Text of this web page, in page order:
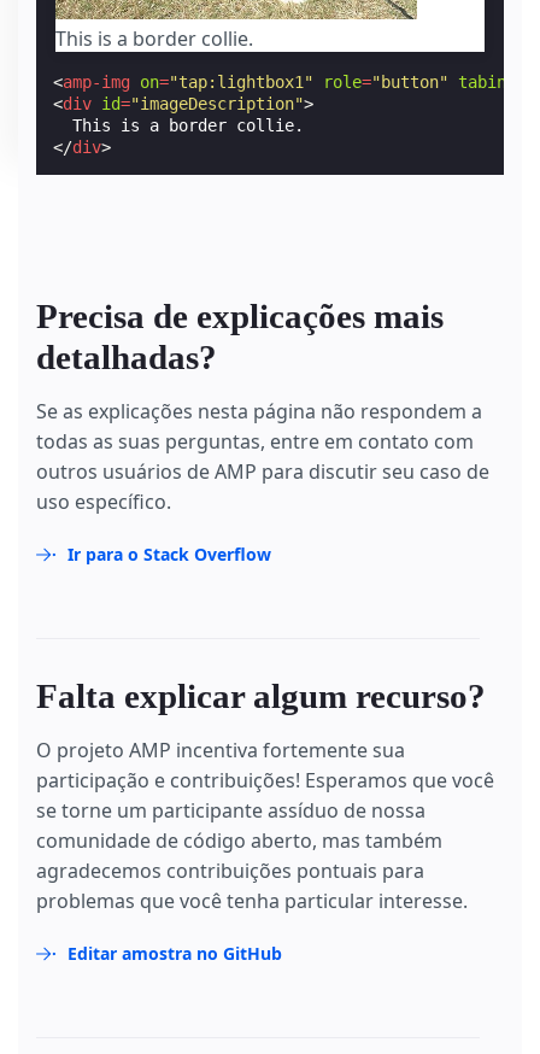
This is a border collie.
<amp-img on="tap:lightbox1" role="button" tabindex
<div id="imageDescription">
</div>
Precisa de explicações mais
detalhadas?
Se as explicações nesta página não respondem a
todas as suas perguntas, entre em contato com
outros usuários de AMP para discutir seu caso de
uso específico.
Ir para o Stack Overflow
Falta explicar algum recurso?
O projeto AMP incentiva fortemente sua
participação e contribuições! Esperamos que você
se torne um participante assíduo de nossa
comunidade de código aberto, mas também
agradecemos contribuições pontuais para
problemas que você tenha particular interesse.
Editar amostra no GitHub